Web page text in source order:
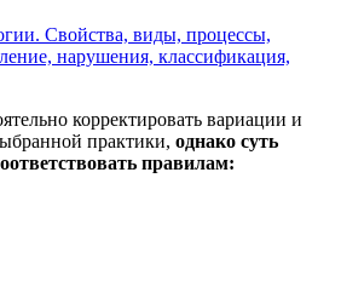
Свойства, виды, процессы,
нарушения, классификация,
корректировать вариации и
практики, однако суть
правилам: